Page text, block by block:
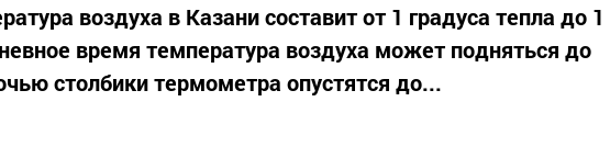
воздуха в Казани составит от 1 градуса тепла до 1
время температура воздуха может подняться до
столбики термометра опустятся до...